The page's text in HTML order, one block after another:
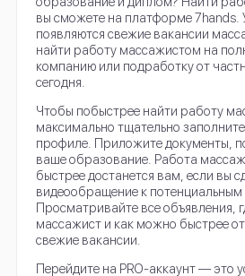
вы сможете на платформе 7hands.
появляются свежие вакансии
найти работу массажистом на
компанию или подработку от
сегодня.
Чтобы побыстрее найти работу
максимально тщательно
профиле. Приложите документы,
ваше образование. Работа
быстрее достанется вам, если вы
видеообращение к потенциальным
Просматривайте все объявления,
массажист и как можно быстрее
свежие вакансии.
Перейдите на PRO-аккаунт — это